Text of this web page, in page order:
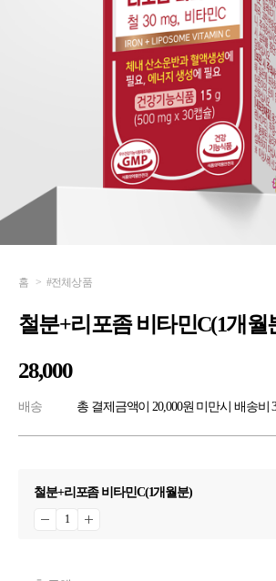
홈 >#전체상품
철분+리포좀 비타민C(1개월
28,000
배송 총 결제금액이 20,000원 미만시 배송비
철분+리포좀 비타민C(1개월분)